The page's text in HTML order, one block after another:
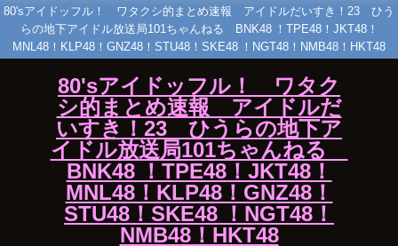
80'sアイドッフル！ ワタクシ的まとめ速報 アイドルだいすき！23 ひう
らの地下アイドル放送局101ちゃんねる BNK48 ！TPE48！JKT48！
MNL48！KLP48！GNZ48！STU48！SKE48 ！NGT48！NMB48！HKT48
80'sアイドッフル！ ワタク
シ的まとめ速報 アイドルだ
いすき！23 ひうらの地下ア
イドル放送局101ちゃんねる
BNK48 ！TPE48！JKT48！
MNL48！KLP48！GNZ48！
STU48！SKE48 ！NGT48！
NMB48！HKT48